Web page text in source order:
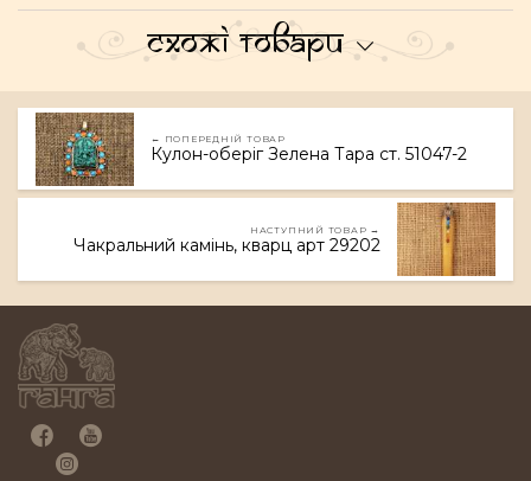
Схожі товари
← ПОПЕРЕДНІЙ ТОВАР
Кулон-оберіг Зелена Тара ст. 51047-2
НАСТУПНИЙ ТОВАР →
Чакральний камінь, кварц арт 29202